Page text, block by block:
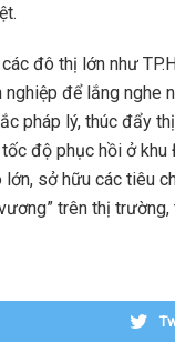
đô thị lớn như
để lắng nghe
pháp lý, thúc đẩy
độ phục hồi ở
sở hữu các tiêu
trên thị trường,